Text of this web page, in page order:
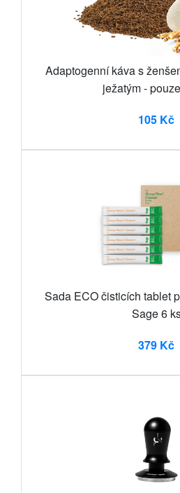
Adaptogenní káva s
ježatým -
105 Kč
Sada ECO čisticích tablet
Sage 6
379 Kč